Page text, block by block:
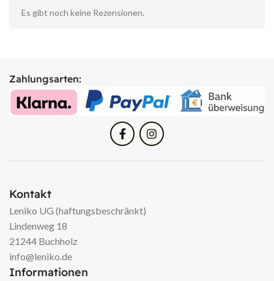
Es gibt noch keine Rezensionen.
Zahlungsarten:
Kontakt
Leniko UG (haftungsbeschränkt)
Lindenweg 18
21244 Buchholz
info@leniko.de
Informationen